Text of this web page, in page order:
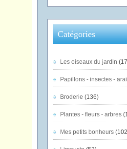
Catégories
Les oiseaux du jardin
Papillons - insectes -
Broderie (136)
Plantes - fleurs - arbres
Mes petits bonheurs